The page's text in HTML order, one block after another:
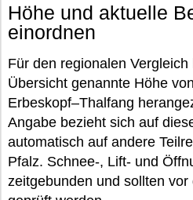
Höhe und aktuelle
einordnen
Für den regionalen
Übersicht genannte Höhe
Erbeskopf–Thalfang
Angabe bezieht sich auf
automatisch auf andere
Pfalz. Schnee-, Lift- und
zeitgebunden und sollten